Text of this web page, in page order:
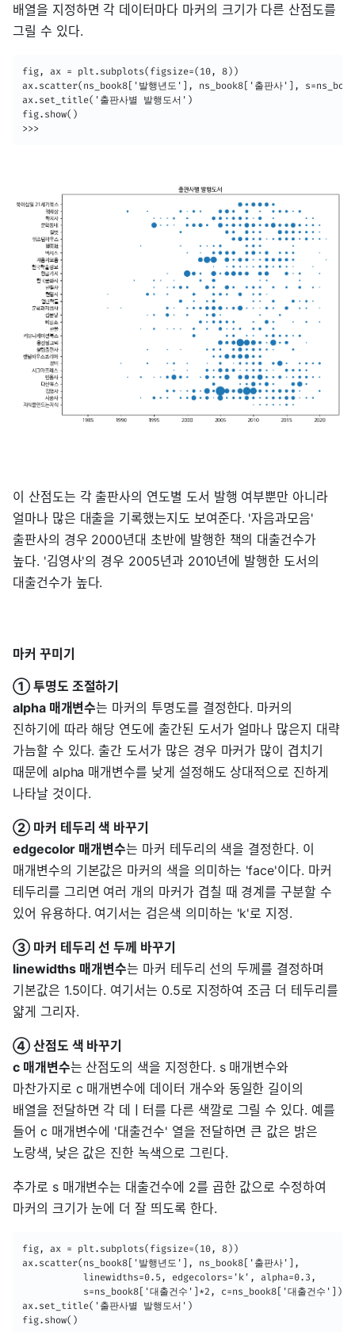
배열을 지정하면 각 데이터마다 마커의 크기가 다른 산점도를
그릴 수 있다.
fig, ax = plt.subplots(figsize=(10, 8))
ax.scatter(ns_book8['발행년도'], ns_book8['출판사'],
ax.set_title('출판사별 발행도서')
fig.show()
>>>
이 산점도는 각 출판사의 연도별 도서 발행 여부뿐만 아니라
얼마나 많은 대출을 기록했는지도 보여준다. '자음과모음'
출판사의 경우 2000년대 초반에 발행한 책의 대출건수가
높다. '김영사'의 경우 2005년과 2010년에 발행한 도서의
대출건수가 높다.
마커 꾸미기
① 투명도 조절하기
alpha 매개변수는 마커의 투명도를 결정한다. 마커의
진하기에 따라 해당 연도에 출간된 도서가 얼마나 많은지 대략
가늠할 수 있다. 출간 도서가 많은 경우 마커가 많이 겹치기
때문에 alpha 매개변수를 낮게 설정해도 상대적으로 진하게
나타날 것이다.
② 마커 테두리 색 바꾸기
edgecolor 매개변수는 마커 테두리의 색을 결정한다. 이
매개변수의 기본값은 마커의 색을 의미하는 'face'이다. 마커
테두리를 그리면 여러 개의 마커가 겹칠 때 경계를 구분할 수
있어 유용하다. 여기서는 검은색 의미하는 'k'로 지정.
③ 마커 테두리 선 두께 바꾸기
linewidths 매개변수는 마커 테두리 선의 두께를 결정하며
기본값은 1.5이다. 여기서는 0.5로 지정하여 조금 더 테두리를
얇게 그리자.
④ 산점도 색 바꾸기
c 매개변수는 산점도의 색을 지정한다. s 매개변수와
마찬가지로 c 매개변수에 데이터 개수와 동일한 길이의
배열을 전달하면 각 데ㅣ터를 다른 색깔로 그릴 수 있다. 예를
들어 c 매개변수에 '대출건수' 열을 전달하면 큰 값은 밝은
노랑색, 낮은 값은 진한 녹색으로 그린다.
추가로 s 매개변수는 대출건수에 2를 곱한 값으로 수정하여
마커의 크기가 눈에 더 잘 띄도록 한다.
fig, ax = plt.subplots(figsize=(10, 8))
ax.scatter(ns_book8['발행년도'], ns_book8['출판사'],
           linewidths=0.5, edgecolors='k', alpha=0.3,
           s=ns_book8['대출건수']*2, c=ns_book8['대출건수'])
ax.set_title('출판사별 발행도서')
fig.show()